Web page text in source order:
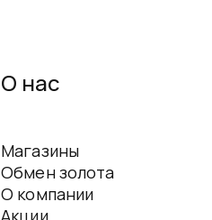
О нас
Магазины
Обмен золота
О компании
Акции